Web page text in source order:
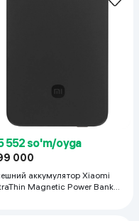
552 so'm/oyga
000
аккумулятор Xiaomi
Magnetic Power Bank